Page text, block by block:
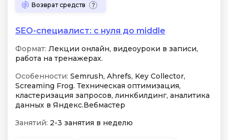
Возврат средств
SEO-специалист: с нуля до middle
Формат: Лекции онлайн, видеоуроки в записи,
работа на тренажерах.
Особенности: Semrush, Ahrefs, Key Collector,
Screaming Frog. Техническая оптимизация,
кластеризация запросов, линкбилдинг, аналитика
данных в Яндекс.Вебмастер
Занятий: 2-3 занятия в неделю